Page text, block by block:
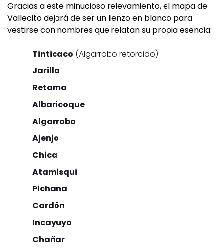
Gracias a este minucioso relevamiento, el mapa de
Vallecito dejará de ser un lienzo en blanco para
vestirse con nombres que relatan su propia esencia:
Tinticaco (Algarrobo retorcido)
Jarilla
Retama
Albaricoque
Algarrobo
Ajenjo
Chica
Atamisqui
Pichana
Cardón
Incayuyo
Chañar